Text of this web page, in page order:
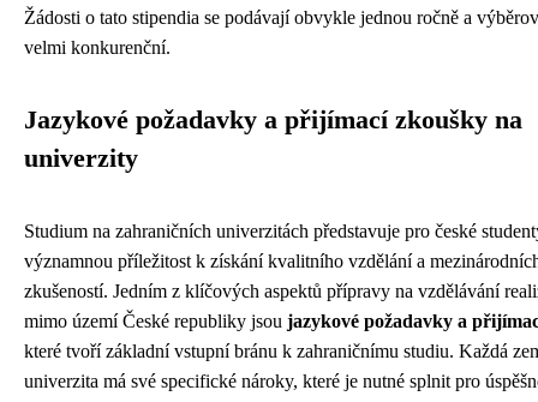
Žádosti o tato stipendia se podávají obvykle jednou ročně a
velmi konkurenční.
Jazykové požadavky a přijímací zkoušky na
univerzity
Studium na zahraničních univerzitách představuje pro české
významnou příležitost k získání kvalitního vzdělání a
zkušeností. Jedním z klíčových aspektů přípravy na vzdělávání
mimo území České republiky jsou jazykové požadavky a
které tvoří základní vstupní bránu k zahraničnímu studiu. Každá
univerzita má své specifické nároky, které je nutné splnit pro